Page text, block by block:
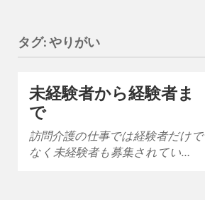
タグ:やりがい
未経験者から経験者ま
で
訪問介護の仕事では経験者だけで
なく未経験者も募集されてい…